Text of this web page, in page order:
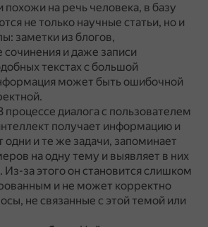
похожи на речь человека, в базу
не только научные статьи, но и
заметки из блогов,
и даже записи
текстах с большой
может быть ошибочной
процессе диалога с пользователем
получает информацию и
одни и те же задачи, запоминает
на одну тему и выявляет в них
Из-за этого он становится слишком
и не может корректно
не связанные с этой темой или